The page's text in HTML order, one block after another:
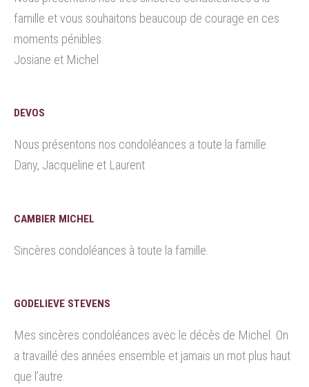
famille et vous souhaitons beaucoup de courage en ces
moments pénibles.
Josiane et Michel
DEVOS
Nous présentons nos condoléances a toute la famille.
Dany, Jacqueline et Laurent
CAMBIER MICHEL
Sincères condoléances à toute la famille.
GODELIEVE STEVENS
Mes sincères condoléances avec le décès de Michel. On
a travaillé des années ensemble et jamais un mot plus haut
que l’autre.